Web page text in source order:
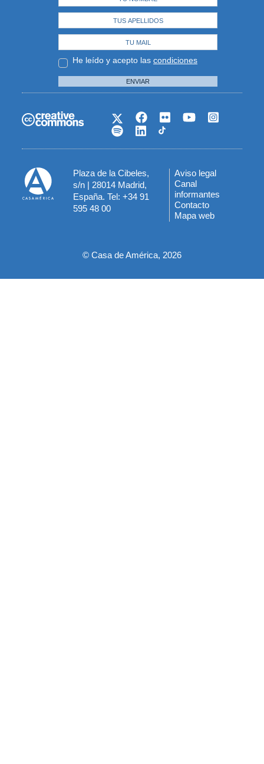
He leído y acepto las condiciones
ENVIAR
Plaza de la Cibeles,
s/n | 28014 Madrid,
España. Tel: +34 91
595 48 00
Menú
del
pie
Aviso legal
Canal
informantes
Contacto
Mapa web
© Casa de América, 2026